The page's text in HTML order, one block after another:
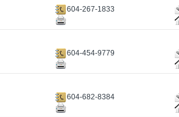
604-267-1833
604-454-9779
604-682-8384